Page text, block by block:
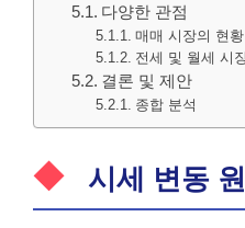
다양한 관점
매매 시장의 현황
전세 및 월세 시
결론 및 제안
종합 분석
시세 변동